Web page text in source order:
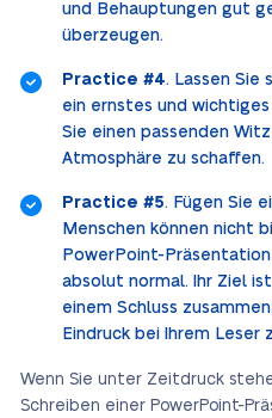
und Behauptungen gut
überzeugen.
Practice #4. Lassen Sie
ein ernstes und
Sie einen passenden
Atmosphäre zu schaffen.
Practice #5. Fügen Sie
Menschen können nicht
PowerPoint-
absolut normal. Ihr Ziel
einem Schluss
Eindruck bei Ihrem Leser
Wenn Sie unter Zeitdruck
Schreiben einer PowerPoint-